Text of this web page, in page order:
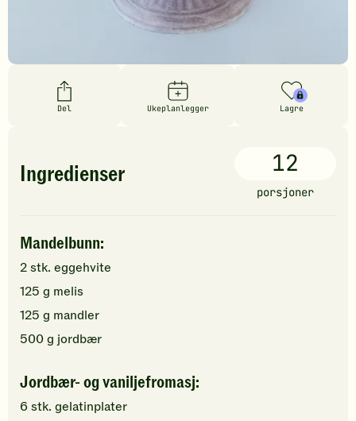
Del Ukeplanlegger Lagre
Ingredienser 12
porsjoner
Mandelbunn:
2stk. eggehvite
125 g melis
125 g mandler
500g jordbær
Jordbær- og vaniljefromasj:
6 stk. gelatinplater